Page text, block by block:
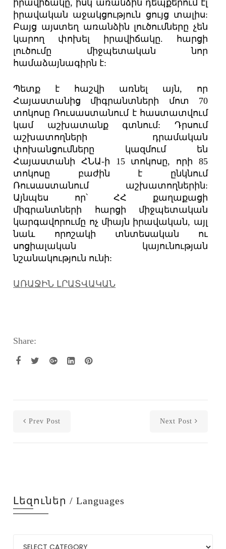
իրավիճակը, իսկ առանձին դեպքերում էլ
իրավական աջակցություն ցույց տալիս:
Բայց այստեղ առանձին լուծումները չեն
կարող փոխել իրավիճակը. հարցի
լուծումը միջպետական նոր
համաձայնագիրն է:
Պետք է հաշվի առնել այն, որ
Հայաստանից միգրանտների մոտ 70
տոկոսը Ռուսաստանում է հաստատվում
կամ աշխատանք գտնում: Դրսում
աշխատողների դրամական
փոխանցումները կազմում են
Հայաստանի ՀՆԱ-ի 15 տոկոսը, որի 85
տոկոսը բաժին է ընկնում
Ռուսաստանում աշխատողներին:
Այնպես որ՝ ՀՀ քաղաքացի
միգրանտների հարցի միջպետական
կարգավորումը ոչ միայն իրավական, այլ
նաև որոշակի տնտեսական ու
սոցիալական կայունության
նշանակություն ունի:
ԱՌԱՋԻՆ ԼՐԱՏՎԱԿԱՆ
Share:
Prev Post Next Post
Լեզուներ / Languages